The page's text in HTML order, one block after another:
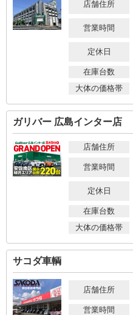
店舗住所
営業時間
定休日
在庫台数
大体の価格帯
ガリバー 広島インター店
店舗住所
営業時間
定休日
在庫台数
大体の価格帯
サコダ車輌
店舗住所
営業時間